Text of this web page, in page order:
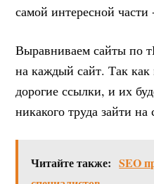
самой интересной
Выравниваем сайты по
на каждый сайт. Так
дорогие ссылки, и их
никакого труда зайти
Читайте также: SEO